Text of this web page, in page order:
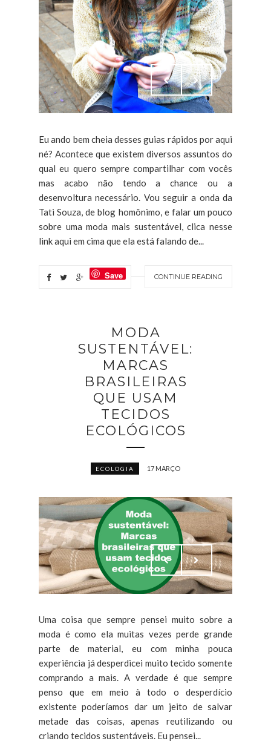
Eu ando bem cheia desses guias rápidos por aqui
né? Acontece que existem diversos assuntos do
qual eu quero sempre compartilhar com vocês
mas acabo não tendo a chance ou a
desenvoltura necessário. Vou seguir a onda da
Tati Souza, de blog homônimo, e falar um pouco
sobre uma moda mais sustentável, clica nesse
link aqui em cima que ela está falando de...
CONTINUE READING
Save
MODA
SUSTENTÁVEL:
MARCAS
BRASILEIRAS
QUE USAM
TECIDOS
ECOLÓGICOS
ECOLOGIA 17 MARÇO
Uma coisa que sempre pensei muito sobre a
moda é como ela muitas vezes perde grande
parte de material, eu com minha pouca
experiência já desperdicei muito tecido somente
comprando a mais. A verdade é que sempre
penso que em meio à todo o desperdício
existente poderíamos dar um jeito de salvar
metade das coisas, apenas reutilizando ou
criando tecidos sustentáveis. Eu pensei...